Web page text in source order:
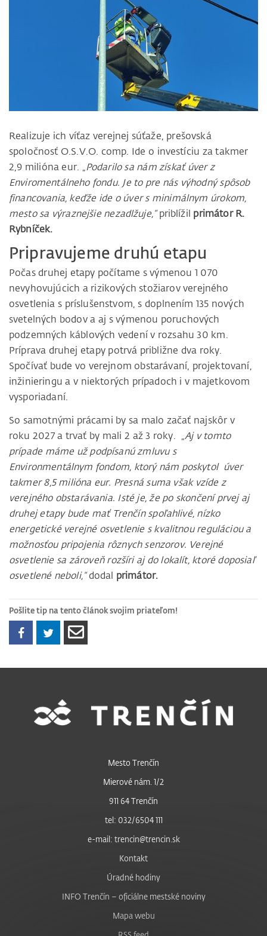
Realizuje ich víťaz verejnej súťaže, prešovská
spoločnosť O.S.V.O. comp. Ide o investíciu za takmer
2,9 milióna eur. „
Podarilo sa nám získať úver z
Enviromentálneho fondu. Je to pre nás výhodný spôsob
financovania, keďže ide o úver s minimálnym úrokom,
mesto sa výraznejšie nezadlžuje,“priblížil primátor R.
Rybníček.
Pripravujeme druhú etapu
Počas druhej etapy počítame s výmenou 1 070
nevyhovujúcich a rizikových stožiarov verejného
osvetlenia s príslušenstvom, s doplnením 135 nových
svetelných bodov a aj s výmenou poruchových
podzemných káblových vedení v rozsahu 30 km.
Príprava druhej etapy potrvá približne dva roky.
Spočívať bude vo verejnom obstarávaní, projektovaní,
inžinieringu a v niektorých prípadoch i v majetkovom
vysporiadaní.
So samotnými prácami by sa malo začať najskôr v
roku 2027 a trvať by mali 2 až 3 roky. „Aj v tomto
prípade máme už podpísanú zmluvu s
Environmentálnym fondom, ktorý nám poskytol úver
takmer 8,5 milióna eur. Presná suma však vzíde z
verejného obstarávania. Isté je, že po skončení prvej aj
druhej etapy bude mať Trenčín spoľahlivé, nízko
energetické verejné osvetlenie s kvalitnou reguláciou a
možnosťou pripojenia rôznych senzorov. Verejné
osvetlenie sa zároveň rozšíri aj do lokalít, ktoré doposiaľ
osvetlené neboli,“dodal primátor.
Pošlite tip na tento článok svojim priateľom!
Mesto Trenčín
Mierové nám. 1/2
911 64 Trenčín
tel: 032/6504 111
e-mail: trencin@trencin.sk
Kontakt
Úradné hodiny
INFO Trenčín – oficiálne mestské noviny
Mapa webu